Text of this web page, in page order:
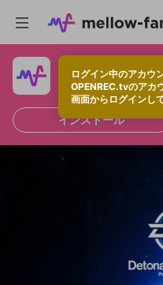
ログイン中のアカウ
OPENREC.tvのアカ
画面からログインし
快適に視聴するなら
インストール